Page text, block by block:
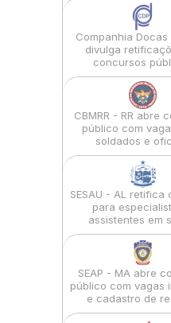
Companhia Docas
divulga
concursos
CBMRR - RR abre
público com
soldados e
SESAU - AL retifica
para
assistentes em
SEAP - MA abre
público com vagas
e cadastro de